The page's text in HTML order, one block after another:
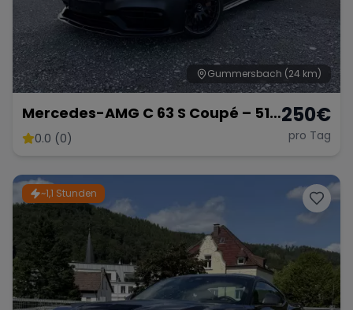
Gummersbach (24 km)
Mercedes-AMG C 63 S Coupé – 510
PS V8 Biturbo
0.0 (0)
250€
pro Tag
~1,1 Stunden